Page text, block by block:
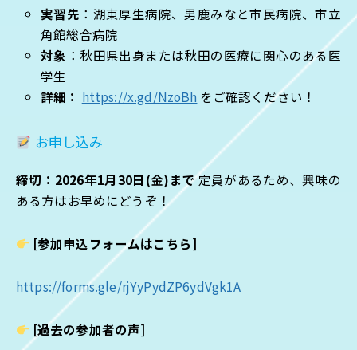
実習先 ：湖東厚生病院、男鹿みなと市民病院、市立
角館総合病院
対象 ：秋田県出身または秋田の医療に関心のある医
学生
詳細： https://x.gd/NzoBh をご確認ください！
お申し込み
締切：2026年1月30日(金)まで定員があるため、興味の
ある方はお早めにどうぞ！
[参加申込フォームはこちら]
https://forms.gle/rjYyPydZP6ydVgk1A
[過去の参加者の声]